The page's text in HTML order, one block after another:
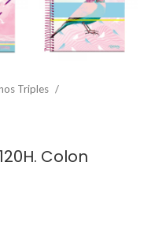
Triples
Colon